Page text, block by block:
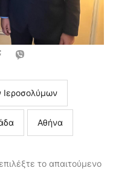
Ιεροσολύμων
Αθήνα
το απαιτούμενο